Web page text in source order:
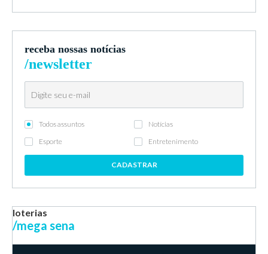
receba nossas notícias
/newsletter
Todos assuntos
Notícias
Esporte
Entretenimento
CADASTRAR
loterias
/mega sena